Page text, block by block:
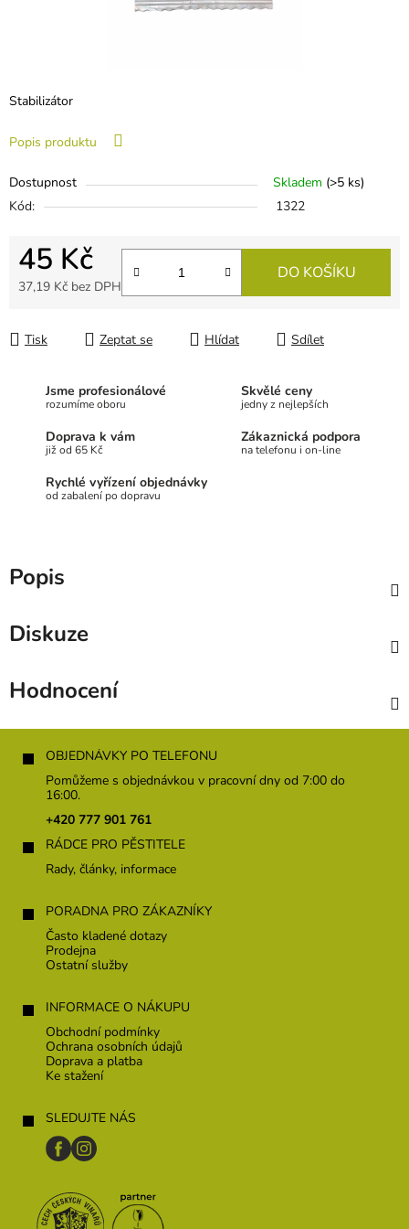
Stabilizátor
Popis produktu
Dostupnost Skladem (>5 ks)
Kód:
1322
45 Kč
37,19 Kč bez DPH
DO KOŠÍKU
Tisk Zeptat se Hlídat Sdílet
Jsme profesionálové
rozumíme oboru
Skvělé ceny
jedny z nejlepších
Doprava k vám
již od 65 Kč
Zákaznická podpora
na telefonu i on-line
Rychlé vyřízení objednávky
od zabalení po dopravu
Popis
Diskuze
Hodnocení
OBJEDNÁVKY PO TELEFONU
Pomůžeme s objednávkou v pracovní dny od 7:00 do
16:00.
+420 777 901 761
RÁDCE PRO PĚSTITELE
Rady, články, informace
PORADNA PRO ZÁKAZNÍKY
Často kladené dotazy
Prodejna
Ostatní služby
INFORMACE O NÁKUPU
Obchodní podmínky
Ochrana osobních údajů
Doprava a platba
Ke stažení
SLEDUJTE NÁS